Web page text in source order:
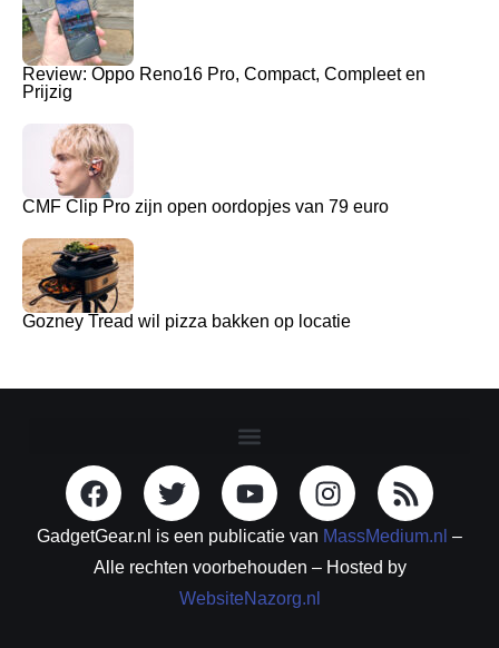
Review: Oppo Reno16 Pro, Compact, Compleet en
Prijzig
CMF Clip Pro zijn open oordopjes van 79 euro
Gozney Tread wil pizza bakken op locatie
GadgetGear.nl is een publicatie van MassMedium.nl –
Alle rechten voorbehouden – Hosted by
WebsiteNazorg.nl